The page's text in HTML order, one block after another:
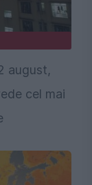
august,
cel mai